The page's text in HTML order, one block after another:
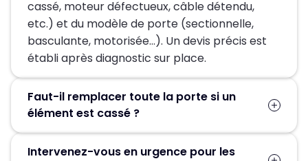
cassé, moteur défectueux, câble détendu,
etc.) et du modèle de porte (sectionnelle,
basculante, motorisée…). Un devis précis est
établi après diagnostic sur place.
Faut-il remplacer toute la porte si un
élément est cassé ?
Intervenez-vous en urgence pour les